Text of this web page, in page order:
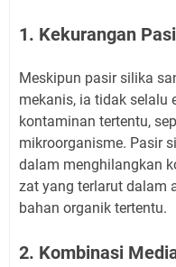
1. Kekurangan
Meskipun pasir silika
mekanis, ia tidak selalu
kontaminan tertentu,
mikroorganisme. Pasir
dalam menghilangkan
zat yang terlarut dalam
bahan organik tertentu.
2. Kombinasi